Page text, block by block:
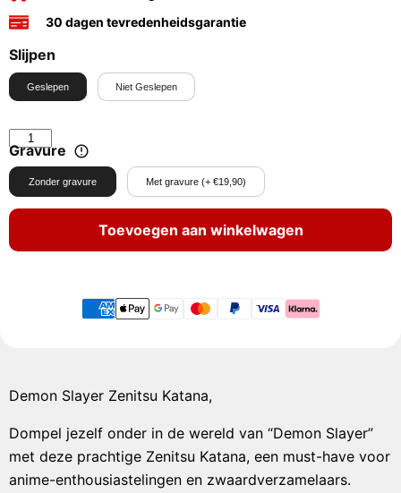
30 dagen tevredenheidsgarantie
Slijpen
Geslepen Niet Geslepen
Gravure
Zonder gravure Met gravure (+ €19,90)
Toevoegen aan winkelwagen
Demon Slayer Zenitsu Katana,
Dompel jezelf onder in de wereld van “Demon Slayer”
met deze prachtige Zenitsu Katana, een must-have voor
anime-enthousiastelingen en zwaardverzamelaars.